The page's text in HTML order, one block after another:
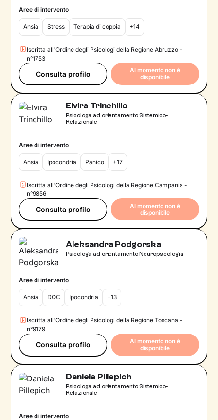
Aree di intervento
Ansia Stress Terapia di coppia +14
Iscritta all'Ordine degli Psicologi della Regione Abruzzo -
n°1753
Consulta profilo
Al momento non è
disponibile
Elvira Trinchillo
Psicologa ad orientamento Sistemico-
Relazionale
Aree di intervento
Ansia Ipocondria Panico +17
Iscritta all'Ordine degli Psicologi della Regione Campania -
n°9856
Consulta profilo
Al momento non è
disponibile
Aleksandra Podgorska
Psicologa ad orientamento Neuropsicologia
Aree di intervento
Ansia DOC Ipocondria +13
Iscritta all'Ordine degli Psicologi della Regione Toscana -
n°9179
Consulta profilo
Al momento non è
disponibile
Daniela Pillepich
Psicologa ad orientamento Sistemico-
Relazionale
Aree di intervento